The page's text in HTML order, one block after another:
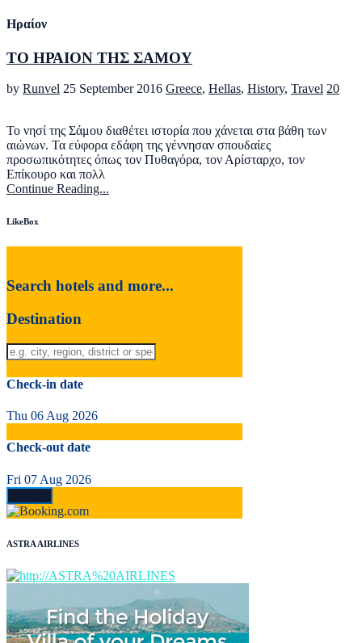
Ηραίον
ΤΟ ΗΡΑΙΟΝ ΤΗΣ ΣΑΜΟΥ
by Runvel 25 September 2016 Greece, Hellas, History, Travel 20
Το νησί της Σάμου διαθέτει ιστορία που χάνεται στα βάθη των
αιώνων. Τα εύφορα εδάφη της γέννησαν σπουδαίες
προσωπικότητες όπως τον Πυθαγόρα, τον Αρίσταρχο, τον
Επίκουρο και πολλ
Continue Reading...
LikeBox
Search hotels and more...
Destination
Check-in date
Thu 06 Aug 2026
Check-out date
Fri 07 Aug 2026
ASTRA AIRLINES